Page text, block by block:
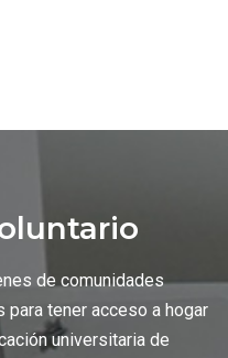
de comunidades
tener acceso a hogar
universitaria de